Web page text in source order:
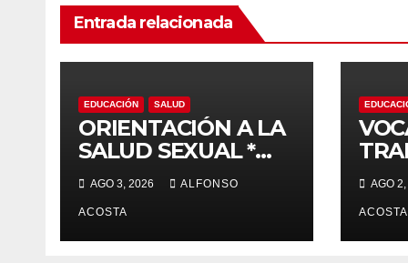
Entrada relacionada
EDUCACIÓN SALUD
ORIENTACIÓN A LA
SALUD SEXUAL *
Planificación
familiar, un derecho
AGO 3, 2026 ALFONSO
ACOSTA
AGO
ACOSTA